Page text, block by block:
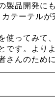
製品開発に
テーテルが
ってみて
です。より
さんのため